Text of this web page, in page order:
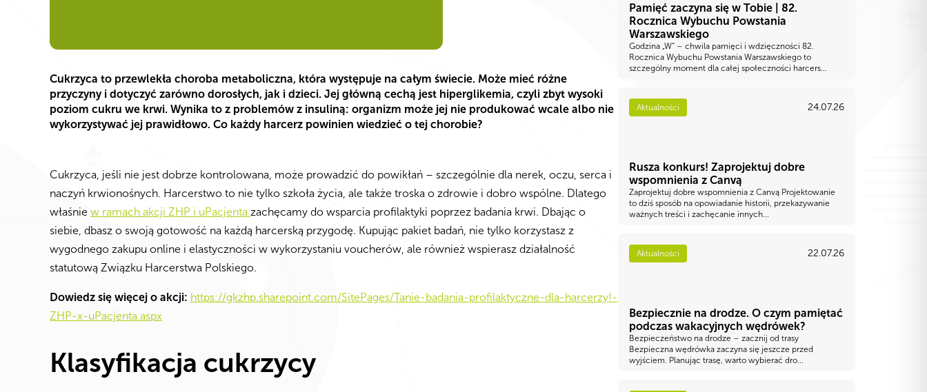
Cukrzyca to przewlekła choroba metaboliczna, która występuje na całym świecie. Może mieć różne
przyczyny i dotyczyć zarówno dorosłych, jak i dzieci. Jej główną cechą jest hiperglikemia, czyli zbyt wysoki
poziom cukru we krwi. Wynika to z problemów z insuliną: organizm może jej nie produkować wcale albo nie
wykorzystywać jej prawidłowo. Co każdy harcerz powinien wiedzieć o tej chorobie?
Cukrzyca, jeśli nie jest dobrze kontrolowana, może prowadzić do powikłań – szczególnie dla nerek, oczu, serca i
naczyń krwionośnych. Harcerstwo to nie tylko szkoła życia, ale także troska o zdrowie i dobro wspólne. Dlatego
właśnie w ramach akcji ZHP i uPacjenta zachęcamy do wsparcia profilaktyki poprzez badania krwi. Dbając o
siebie, dbasz o swoją gotowość na każdą harcerską przygodę. Kupując pakiet badań, nie tylko korzystasz z
wygodnego zakupu online i elastyczności w wykorzystaniu voucherów, ale również wspierasz działalność
statutową Związku Harcerstwa Polskiego.
Dowiedz się więcej o akcji: https://gkzhp.sharepoint.com/SitePages/Tanie-badania-profilaktyczne-dla-harcerzy!-
ZHP-x-uPacjenta.aspx
Klasyfikacja cukrzycy
Pamięć zaczyna się w Tobie | 82.
Rocznica Wybuchu Powstania
Warszawskiego
Godzina „W” – chwila pamięci i wdzięczności 82.
Rocznica Wybuchu Powstania Warszawskiego to
szczególny moment dla całej społeczności harcers...
Aktualności 24.07.26
Rusza konkurs! Zaprojektuj dobre
wspomnienia z Canvą
Zaprojektuj dobre wspomnienia z Canvą Projektowanie
to dziś sposób na opowiadanie historii, przekazywanie
ważnych treści i zachęcanie innych...
Aktualności 22.07.26
Bezpiecznie na drodze. O czym pamiętać
podczas wakacyjnych wędrówek?
Bezpieczeństwo na drodze – zacznij od trasy
Bezpieczna wędrówka zaczyna się jeszcze przed
wyjściem. Planując trasę, warto wybierać dro...